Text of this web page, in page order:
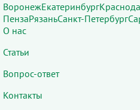
ВоронежЕкатеринбург
ПензаРязаньСанкт-Петербург
О нас
Статьи
Вопрос-ответ
Контакты